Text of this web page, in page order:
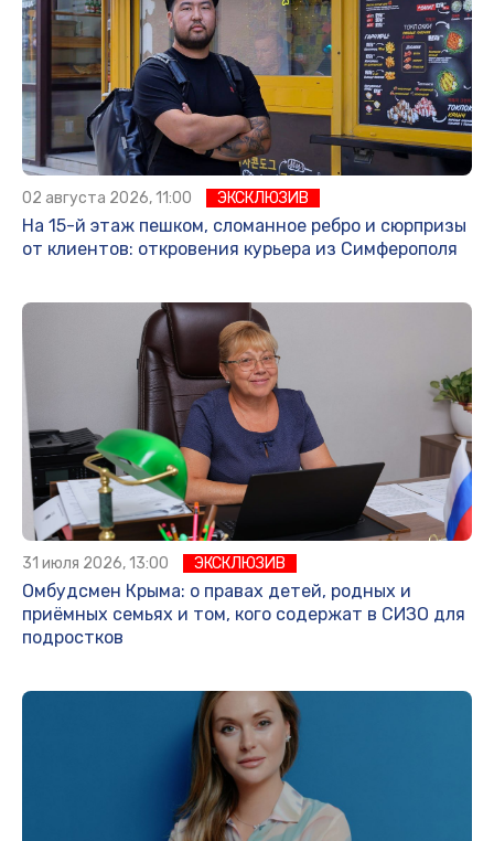
02 августа 2026, 11:00 ЭКСКЛЮЗИВ
На 15-й этаж пешком, сломанное ребро и сюрпризы
от клиентов: откровения курьера из Симферополя
31 июля 2026, 13:00 ЭКСКЛЮЗИВ
Омбудсмен Крыма: о правах детей, родных и
приёмных семьях и том, кого содержат в СИЗО для
подростков